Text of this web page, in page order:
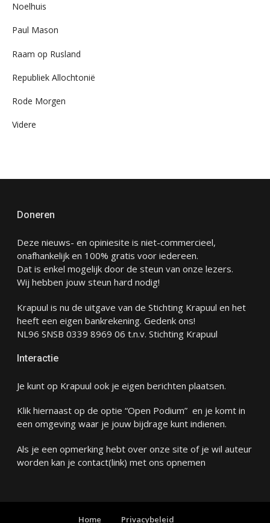
Noelhuis
Paul Mason
Raam op Rusland
Republiek Allochtonië
Rode Morgen
Videre
Doneren
Deze nieuws- en opiniesite is niet-commercieel,
onafhankelijk en 100% gratis voor iedereen.
Dat is enkel mogelijk door de steun van onze lezers.
Wij hebben jouw steun hard nodig!
Krapuul is nu de uitgave van de Stichting Krapuul en het
heeft een eigen bankrekening. Gedenk ons!
NL96 SNSB 0339 8969 06 t.n.v. Stichting Krapuul
Interactie
Je kunt op Krapuul ook je eigen berichten plaatsen.
Klik hiernaast op de optie “Open Podium” en je komt in
een omgeving waar je jouw bijdrage kunt indienen.
Als je een opmerking hebt over onze site of je wil auteur
worden kan je contact(link) met ons opnemen
Home Privacybeleid